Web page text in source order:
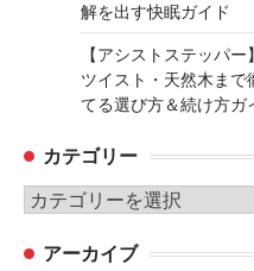
解を出す快眠ガイド
【アシストステッパ
ツイスト・天然木まで
てる選び方＆続け方ガ
カテゴリー
カ
ゴ アーカイブ